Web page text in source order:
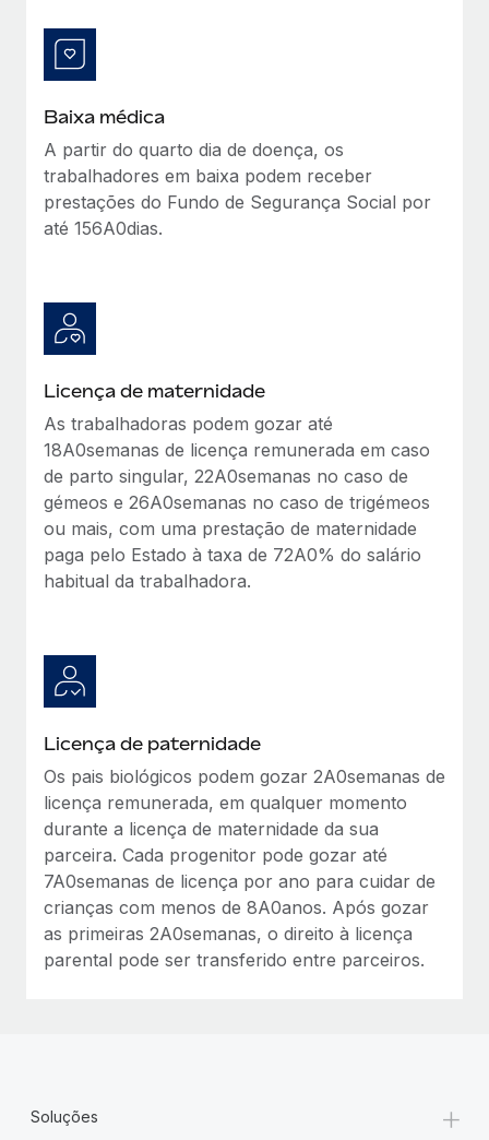
Baixa médica
A partir do quarto dia de doença, os
trabalhadores em baixa podem receber
prestações do Fundo de Segurança Social por
até 156A0dias.
Licença de maternidade
As trabalhadoras podem gozar até
18A0semanas de licença remunerada em caso
de parto singular, 22A0semanas no caso de
gémeos e 26A0semanas no caso de trigémeos
ou mais, com uma prestação de maternidade
paga pelo Estado à taxa de 72A0% do salário
habitual da trabalhadora.
Licença de paternidade
Os pais biológicos podem gozar 2A0semanas de
licença remunerada, em qualquer momento
durante a licença de maternidade da sua
parceira. Cada progenitor pode gozar até
7A0semanas de licença por ano para cuidar de
crianças com menos de 8A0anos. Após gozar
as primeiras 2A0semanas, o direito à licença
parental pode ser transferido entre parceiros.
Soluções +